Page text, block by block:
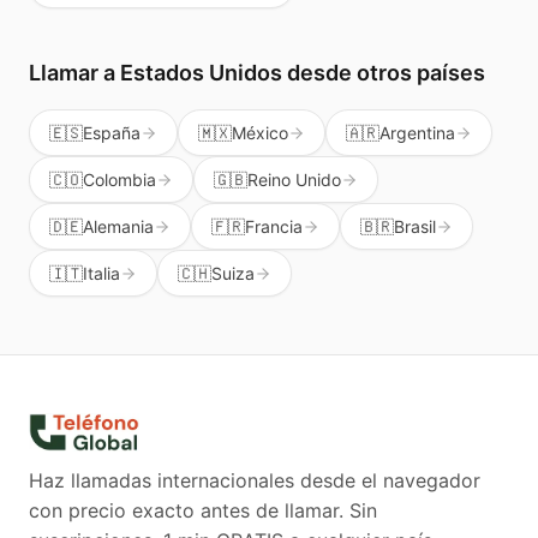
Llamar a Estados Unidos desde otros países
🇪🇸España 🇲🇽México 🇦🇷Argentina
🇨🇴Colombia 🇬🇧Reino Unido
🇩🇪Alemania 🇫🇷Francia 🇧🇷Brasil
🇮🇹Italia 🇨🇭Suiza
Haz llamadas internacionales desde el navegador
con precio exacto antes de llamar. Sin